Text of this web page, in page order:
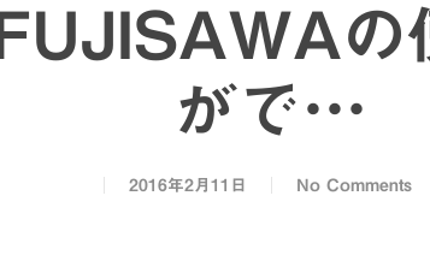
の
がで…
2016年2月11日 No Comments